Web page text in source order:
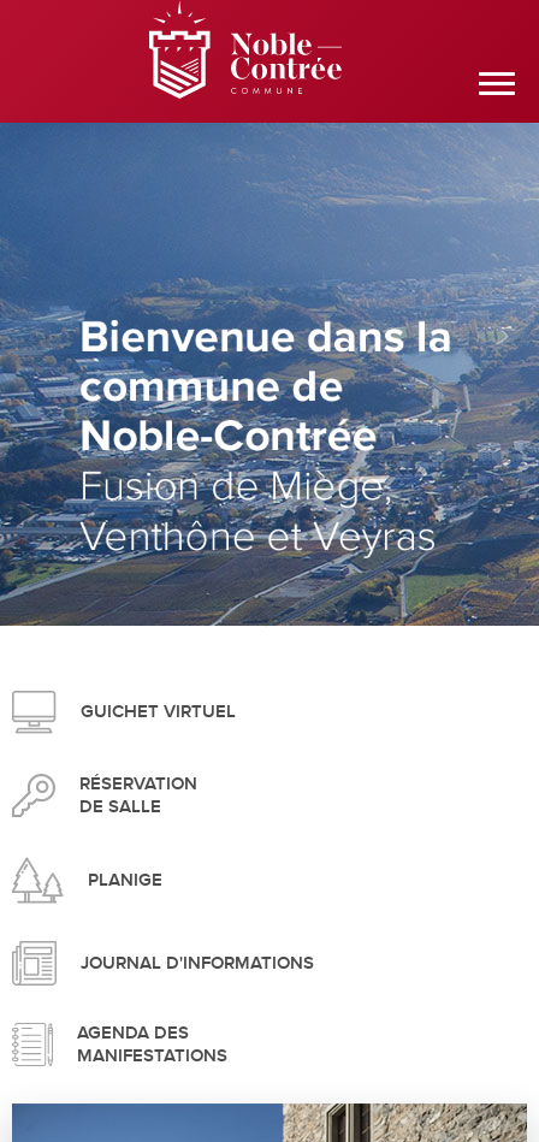
>
GUICHET VIRTUEL
RÉSERVATION
DE SALLE
PLANIGE
JOURNAL D'INFORMATIONS
AGENDA DES
MANIFESTATIONS